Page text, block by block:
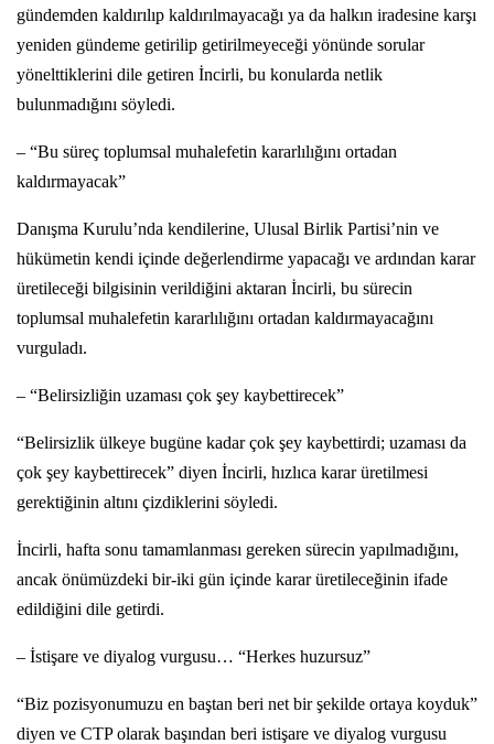
gündemden kaldırılıp kaldırılmayacağı ya da halkın iradesine karşı
yeniden gündeme getirilip getirilmeyeceği yönünde sorular
yönelttiklerini dile getiren İncirli, bu konularda netlik
bulunmadığını söyledi.
– “Bu süreç toplumsal muhalefetin kararlılığını ortadan
kaldırmayacak”
Danışma Kurulu’nda kendilerine, Ulusal Birlik Partisi’nin ve
hükümetin kendi içinde değerlendirme yapacağı ve ardından karar
üretileceği bilgisinin verildiğini aktaran İncirli, bu sürecin
toplumsal muhalefetin kararlılığını ortadan kaldırmayacağını
vurguladı.
– “Belirsizliğin uzaması çok şey kaybettirecek”
“Belirsizlik ülkeye bugüne kadar çok şey kaybettirdi; uzaması da
çok şey kaybettirecek” diyen İncirli, hızlıca karar üretilmesi
gerektiğinin altını çizdiklerini söyledi.
İncirli, hafta sonu tamamlanması gereken sürecin yapılmadığını,
ancak önümüzdeki bir-iki gün içinde karar üretileceğinin ifade
edildiğini dile getirdi.
– İstişare ve diyalog vurgusu… “Herkes huzursuz”
“Biz pozisyonumuzu en baştan beri net bir şekilde ortaya koyduk”
diyen ve CTP olarak başından beri istişare ve diyalog vurgusu